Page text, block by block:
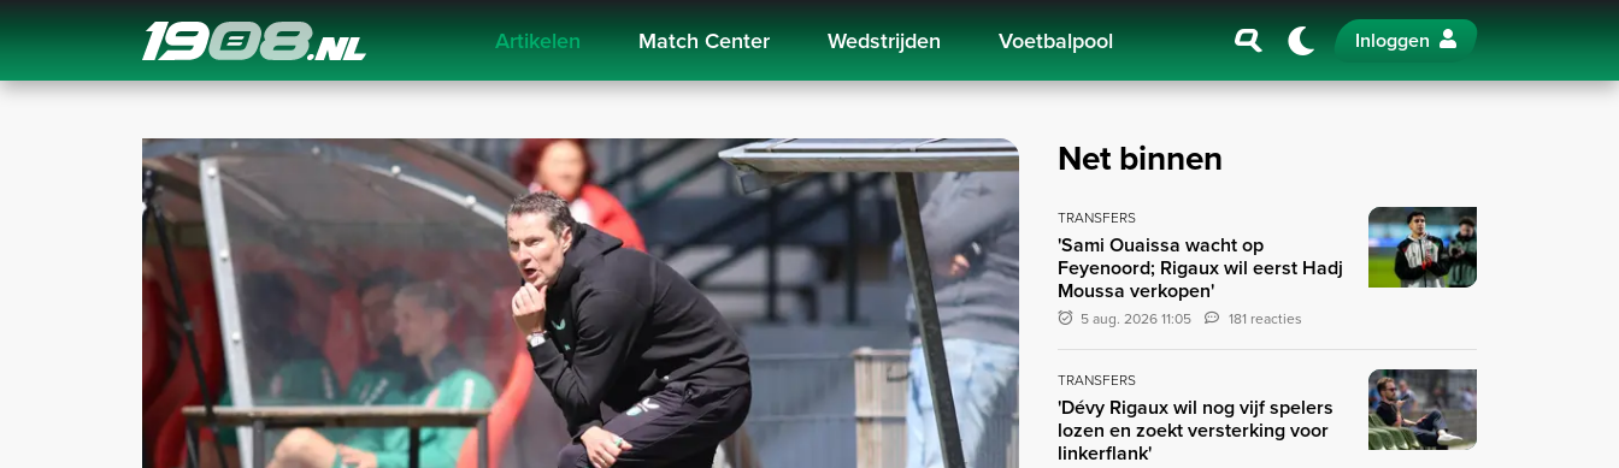
Navigation Artikelen Match Center Wedstrijden Voetbalpool Inloggen
Net binnen
TRANSFERS
'Sami Ouaissa wacht op
Feyenoord; Rigaux wil eerst Hadj
Moussa verkopen'
5 aug. 2026 11:05 181 reacties
TRANSFERS
'Dévy Rigaux wil nog vijf spelers
lozen en zoekt versterking voor
linkerflank'